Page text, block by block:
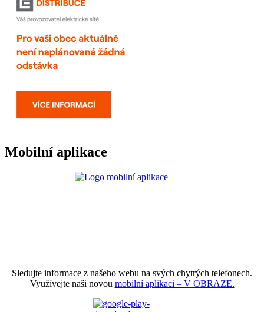
Mobilní aplikace
Sledujte informace z našeho webu na svých chytrých telefonech.
Využívejte naši novou mobilní aplikaci – V OBRAZE.